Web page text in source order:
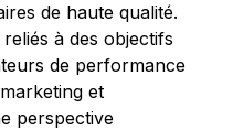
de haute qualité.
à des objectifs
de performance
et
perspective